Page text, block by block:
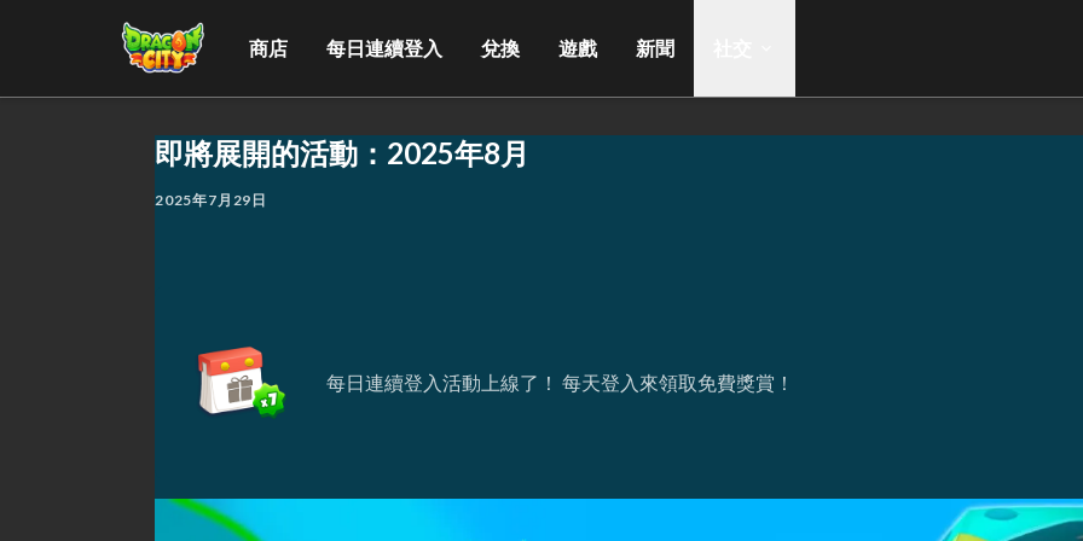
商店 每日連續登入 兌換 遊戲 新聞
即將展開的活動：2025年8月
2025年7月29日
每日連續登入活動上線了！ 每天登入來領取免費獎賞！